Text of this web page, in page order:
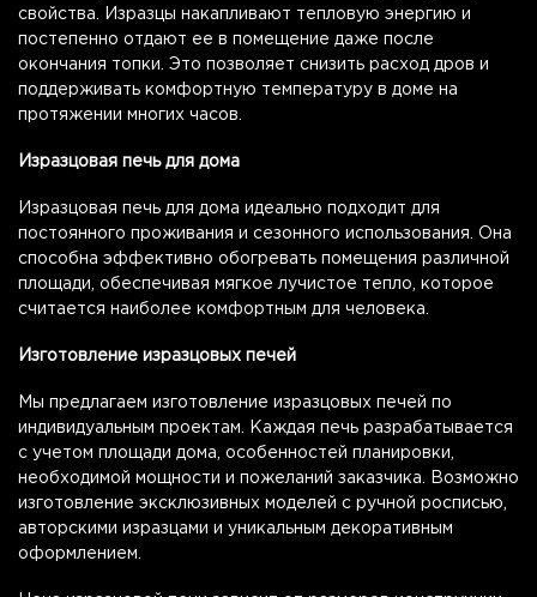
свойства. Изразцы накапливают тепловую энергию и
постепенно отдают ее в помещение даже после
окончания топки. Это позволяет снизить расход дров и
поддерживать комфортную температуру в доме на
протяжении многих часов.
Изразцовая печь для дома
Изразцовая печь для дома идеально подходит для
постоянного проживания и сезонного использования. Она
способна эффективно обогревать помещения различной
площади, обеспечивая мягкое лучистое тепло, которое
считается наиболее комфортным для человека.
Изготовление изразцовых печей
Мы предлагаем изготовление изразцовых печей по
индивидуальным проектам. Каждая печь разрабатывается
с учетом площади дома, особенностей планировки,
необходимой мощности и пожеланий заказчика. Возможно
изготовление эксклюзивных моделей с ручной росписью,
авторскими изразцами и уникальным декоративным
оформлением.